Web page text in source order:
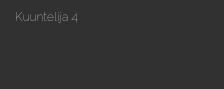
Kuuntelija 4